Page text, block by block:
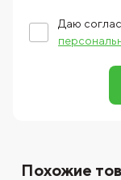
Даю
Похожие